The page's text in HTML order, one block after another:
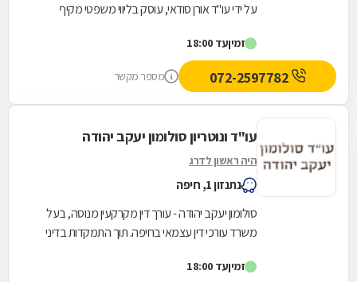
על ידי עו"ד אורן סודאי, עוסק בליווי משפטי מקיף
זמיןעד 18:00
מספר מקשר
עו"ד ונוטריון סולומון יעקב יהודה
היה ראשון לדרג
נתנזון 1, חיפה
סולומון יעקב יהודה - עורך דין מקרקעין מנוסה, בעל
משרד עורכי דין עצמאי בחיפה. תוך התמקדות בדיני
זמיןעד 18:00